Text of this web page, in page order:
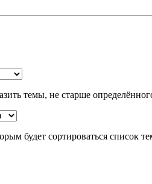
темы, не старше
будет сортироваться список